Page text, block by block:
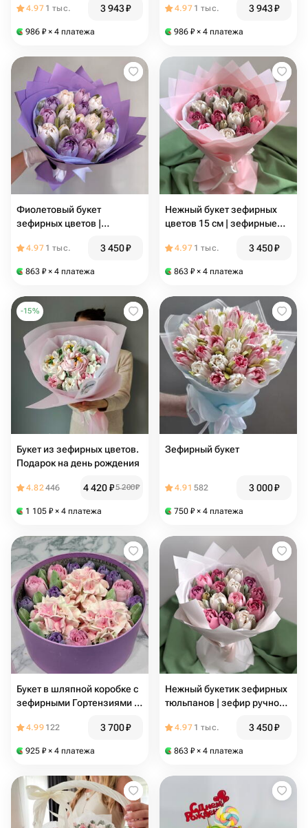
букете для любимой
4.97 1 тыс. 3 943₽
986 ₽ × 4 платежа
4.97 1 тыс. 3 943₽
986 ₽ × 4 платежа
Фиолетовый букет
зефирных цветов |
мамы, девушки, сестры
4.97 1 тыс. 3 450₽
863 ₽ × 4 платежа
Нежный букет зефирных
цветов 15 см | зефирные
4.97 1 тыс. 3 450₽
863 ₽ × 4 платежа
-15%
Букет из зефирных цветов.
Подарок на день рождения
4.82446 4 420₽5 200₽
1 105 ₽ × 4 платежа
Зефирный букет
4.91 582 3 000₽
750 ₽ × 4 платежа
Букет в шляпной коробке с
зефирными Гортензиями и
зефира)!На День
Учителю
4.99 122 3 700₽
925 ₽ × 4 платежа
Нежный букетик зефирных
тюльпанов | зефир ручной
4.97 1 тыс. 3 450₽
863 ₽ × 4 платежа